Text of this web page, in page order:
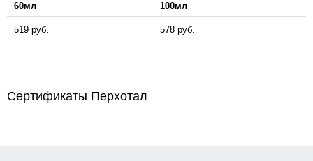
60мл 100мл
519 руб. 578 руб.
Сертификаты Перхотал